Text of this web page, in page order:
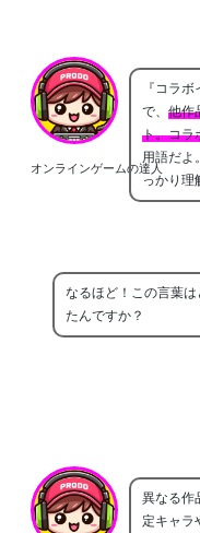
オンラインゲームの達人
『コラ
で、 他作
ト。コラ
用語だよ
っかり理
なるほど！この言葉
たんですか？
異なる作
定キャラ